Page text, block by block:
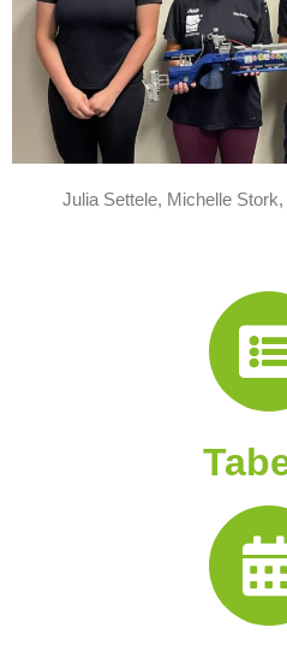
Julia Settele, Michelle